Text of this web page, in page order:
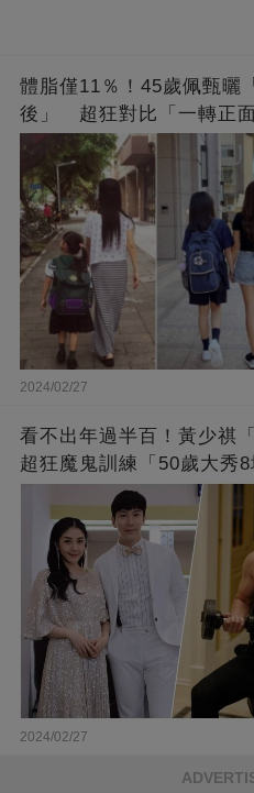
體脂僅11％！45歲佩甄曬
後」 超狂對比「一轉正
長：媽媽變姊姊❤
2024/02/27
看不出年過半百！黃少祺
超狂魔鬼訓練「50歲大秀
❤
2024/02/27